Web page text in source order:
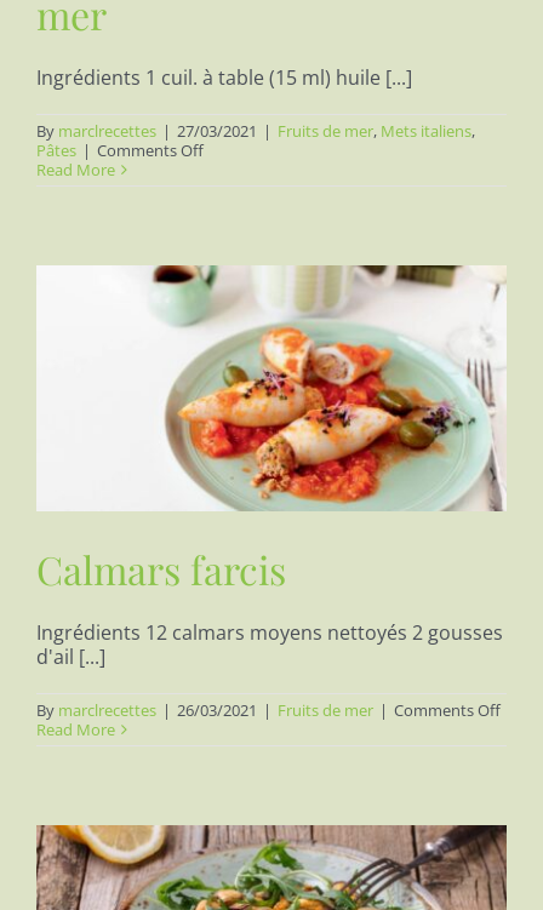
mer
Ingrédients 1 cuil. à table (15 ml) huile [...]
By marclrecettes | 27/03/2021 | Fruits de mer, Mets italiens,
Pâtes | Comments Offon
aux
Read More
Calmars farcis
Ingrédients 12 calmars moyens nettoyés 2 gousses
d'ail [...]
By marclrecettes | 26/03/2021 | Fruits de mer | Comments Offon
farcis
Read More